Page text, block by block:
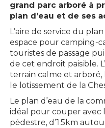
grand parc arboré à
plan d’eau et de ses
L’aire de service du
espace pour camping-
touristes de passage
de cet endroit paisible.
terrain calme et
le lotissement de la
Le plan d’eau de la
idéal pour couper avec
pédestre, d’1.5km